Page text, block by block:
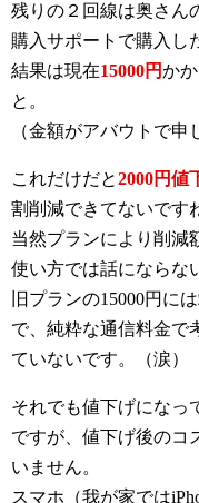
残りの２回線は奥さん
購入サポートで購入し
結果は現在15000円か
と。
（金額がアバウトで申
これだけだと2000円値
割削減できてないです
当然プランにより削減
使い方では話にならな
旧プランの15000円に
で、純粋な通信料金で
ていないです。（涙）
それでも値下げになっ
ですが、値下げ後のコ
いません。
スマホ（我が家では